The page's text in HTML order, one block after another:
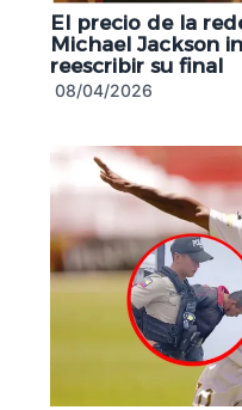
El precio de la
Michael Jackson
reescribir su final
08/04/2026